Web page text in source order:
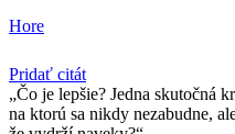
Hore
Pridať citát
Čo je lepšie? Jedna skutočná
na ktorú sa nikdy nezabudne,